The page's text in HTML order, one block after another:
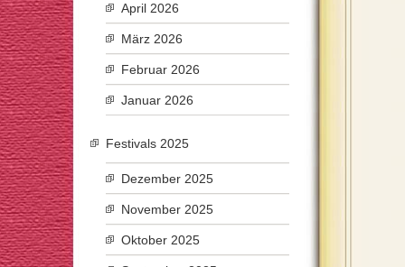
April 2026
März 2026
Februar 2026
Januar 2026
Festivals 2025
Dezember 2025
November 2025
Oktober 2025